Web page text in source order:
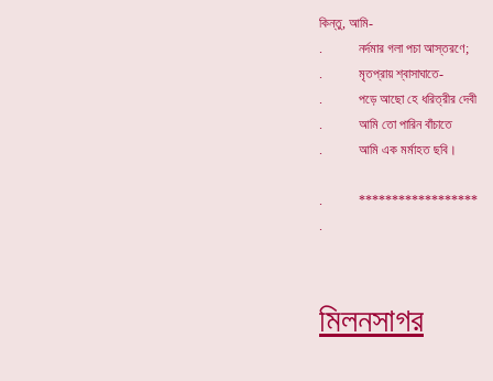
কিন্তু, আমি-
. নর্দমার গলা পচা আস্তরণে;
. মৃতপ্রায় শ্বাসাঘাতে-
. পড়ে আছো হে ধরিত্রীর দেবী
. আমি তো পারিন বাঁচাতে
. আমি এক মর্মাহত ছবি।
. ******************
মিলনসাগর